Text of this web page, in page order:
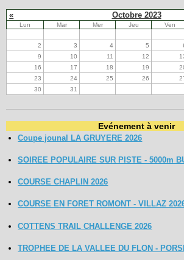
« Octobre 2023
Lun Mar Mer Jeu Ven
2
3 4 5
9
10 11 12
16
17 18 19
23
24 25 26
30
31
Evénement à venir
Coupe jounal LA GRUYERE 2026
SOIREE POPULAIRE SUR PISTE - 5000m
COURSE CHAPLIN 2026
COURSE EN FORET ROMONT - VILLAZ
COTTENS TRAIL CHALLENGE 2026
TROPHEE DE LA VALLEE DU FLON -